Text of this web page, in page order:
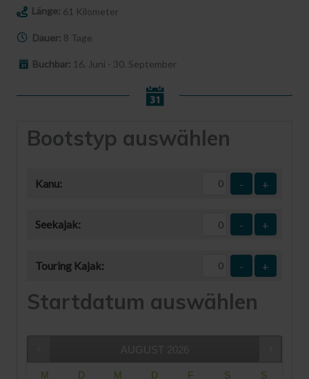
Länge: 61 Kilometer
Dauer: 8 Tage
Buchbar: 16. Juni - 30. September
Bootstyp auswählen
Kanu: - +
Seekajak: - +
Touring Kajak: - +
Startdatum auswählen
AUGUST 2026
M D M D F S S